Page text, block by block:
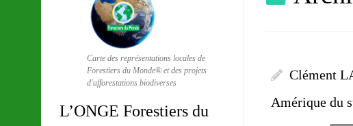
Carte des représentations locales de
Forestiers du Monde® et des projets
d'afforestations biodiverses
L’ONGE Forestiers du
Clément
Amérique du